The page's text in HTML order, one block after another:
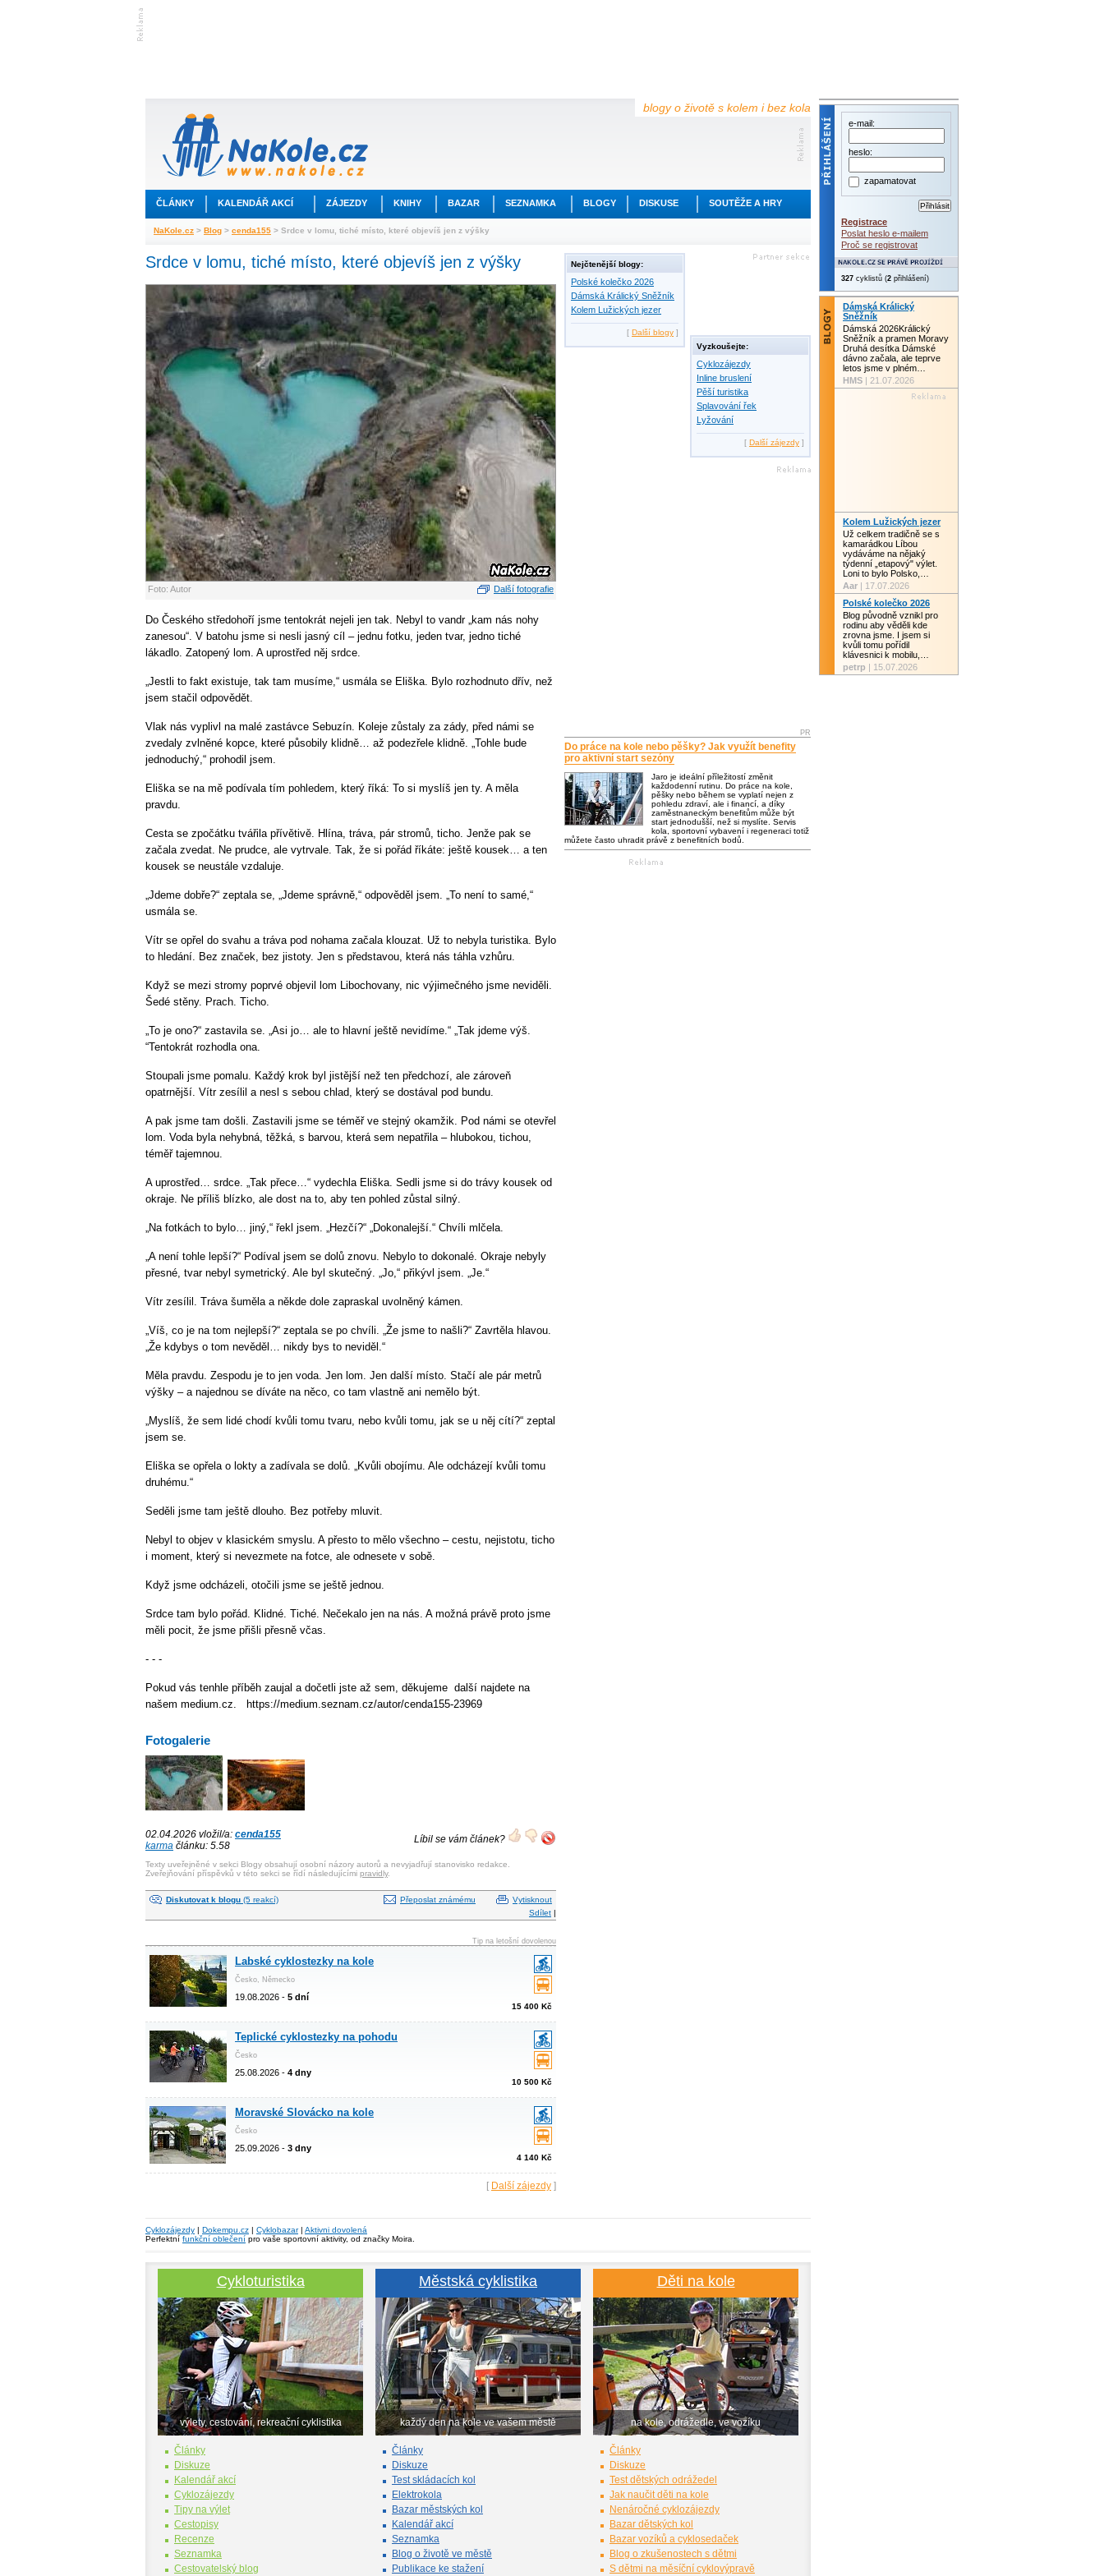
blogy o životě s kolem i bez kola
ČLÁNKY KALENDÁŘ AKCÍ ZÁJEZDY KNIHY BAZAR SEZNAMKA BLOGY DISKUSE SOUTĚŽE A HRY
NaKole.cz > Blog > cenda155 > Srdce v lomu, tiché místo, které objevíš jen z výšky
Srdce v lomu, tiché místo, které objevíš jen z výšky
Foto: Autor Další fotografie
Do Českého středohoří jsme tentokrát nejeli jen tak. Nebyl to vandr „kam nás nohy
zanesou“. V batohu jsme si nesli jasný cíl – jednu fotku, jeden tvar, jedno tiché
lákadlo. Zatopený lom. A uprostřed něj srdce.
„Jestli to fakt existuje, tak tam musíme,“ usmála se Eliška. Bylo rozhodnuto dřív, než
jsem stačil odpovědět.
Vlak nás vyplivl na malé zastávce Sebuzín. Koleje zůstaly za zády, před námi se
zvedaly zvlněné kopce, které působily klidně… až podezřele klidně. „Tohle bude
jednoduchý,“ prohodil jsem.
Eliška se na mě podívala tím pohledem, který říká: To si myslíš jen ty. A měla
pravdu.
Cesta se zpočátku tvářila přívětivě. Hlína, tráva, pár stromů, ticho. Jenže pak se
začala zvedat. Ne prudce, ale vytrvale. Tak, že si pořád říkáte: ještě kousek… a ten
kousek se neustále vzdaluje.
„Jdeme dobře?“ zeptala se, „Jdeme správně,“ odpověděl jsem. „To není to samé,“
usmála se.
Vítr se opřel do svahu a tráva pod nohama začala klouzat. Už to nebyla turistika. Bylo
to hledání. Bez značek, bez jistoty. Jen s představou, která nás táhla vzhůru.
Když se mezi stromy poprvé objevil lom Libochovany, nic výjimečného jsme neviděli.
Šedé stěny. Prach. Ticho.
„To je ono?“ zastavila se. „Asi jo… ale to hlavní ještě nevidíme.“ „Tak jdeme výš.
“Tentokrát rozhodla ona.
Stoupali jsme pomalu. Každý krok byl jistější než ten předchozí, ale zároveň
opatrnější. Vítr zesílil a nesl s sebou chlad, který se dostával pod bundu.
A pak jsme tam došli. Zastavili jsme se téměř ve stejný okamžik. Pod námi se otevřel
lom. Voda byla nehybná, těžká, s barvou, která sem nepatřila – hlubokou, tichou,
téměř tajemnou.
A uprostřed… srdce. „Tak přece…“ vydechla Eliška. Sedli jsme si do trávy kousek od
okraje. Ne příliš blízko, ale dost na to, aby ten pohled zůstal silný.
„Na fotkách to bylo… jiný,“ řekl jsem. „Hezčí?“ „Dokonalejší.“ Chvíli mlčela.
„A není tohle lepší?“ Podíval jsem se dolů znovu. Nebylo to dokonalé. Okraje nebyly
přesné, tvar nebyl symetrický. Ale byl skutečný. „Jo,“ přikývl jsem. „Je.“
Vítr zesílil. Tráva šuměla a někde dole zapraskal uvolněný kámen.
„Víš, co je na tom nejlepší?“ zeptala se po chvíli. „Že jsme to našli?“ Zavrtěla hlavou.
„Že kdybys o tom nevěděl… nikdy bys to neviděl.“
Měla pravdu. Zespodu je to jen voda. Jen lom. Jen další místo. Stačí ale pár metrů
výšky – a najednou se díváte na něco, co tam vlastně ani nemělo být.
„Myslíš, že sem lidé chodí kvůli tomu tvaru, nebo kvůli tomu, jak se u něj cítí?“ zeptal
jsem se.
Eliška se opřela o lokty a zadívala se dolů. „Kvůli obojímu. Ale odcházejí kvůli tomu
druhému.“
Seděli jsme tam ještě dlouho. Bez potřeby mluvit.
Nebyl to objev v klasickém smyslu. A přesto to mělo všechno – cestu, nejistotu, ticho
i moment, který si nevezmete na fotce, ale odnesete v sobě.
Když jsme odcházeli, otočili jsme se ještě jednou.
Srdce tam bylo pořád. Klidné. Tiché. Nečekalo jen na nás. A možná právě proto jsme
měli pocit, že jsme přišli přesně včas.
- - -
Pokud vás tenhle příběh zaujal a dočetli jste až sem, děkujeme další najdete na
našem medium.cz. https://medium.seznam.cz/autor/cenda155-23969
Fotogalerie
02.04.2026 vložil/a: cenda155
karma článku: 5.58
Líbil se vám článek?
Texty uveřejněné v sekci Blogy obsahují osobní názory autorů a nevyjadřují stanovisko redakce.
Zveřejňování příspěvků v této sekci se řídí následujícími pravidly.
Diskutovat k blogu (5 reakcí) Vytisknout
Přeposlat známému
Sdílet |
Tip na letošní dovolenou
Labské cyklostezky na kole
Česko, Německo
19.08.2026 - 5 dní
15 400 Kč
Teplické cyklostezky na pohodu
Česko
25.08.2026 - 4 dny
10 500 Kč
Moravské Slovácko na kole
Česko
25.09.2026 - 3 dny
4 140 Kč
[ Další zájezdy ]
Nejčtenější blogy:
Polské kolečko 2026
Dámská Králický Sněžník
Kolem Lužických jezer
[ Další blogy ]
Vyzkoušejte:
Cyklozájezdy
Inline bruslení
Pěší turistika
Splavování řek
Lyžování
[ Další zájezdy ]
PR
Do práce na kole nebo pěšky? Jak využít benefity
pro aktivní start sezóny
Jaro je ideální příležitostí změnit
každodenní rutinu. Do práce na kole,
pěšky nebo během se vyplatí nejen z
pohledu zdraví, ale i financí, a díky
zaměstnaneckým benefitům může být
start jednodušší, než si myslíte. Servis
kola, sportovní vybavení i regeneraci totiž
můžete často uhradit právě z benefitních bodů.
Cyklozájezdy | Dokempu.cz | Cyklobazar| Aktivni dovolená
Perfektní funkční oblečení pro vaše sportovní aktivity, od značky Moira.
Cykloturistika
výlety, cestování, rekreační cyklistika
Články
Diskuze
Kalendář akcí
Cyklozájezdy
Tipy na výlet
Cestopisy
Recenze
Seznamka
Cestovatelský blog
Městská cyklistika
každý den na kole ve vašem městě
Články
Diskuze
Test skládacích kol
Elektrokola
Bazar městských kol
Kalendář akcí
Seznamka
Blog o životě ve městě
Publikace ke stažení
Děti na kole
na kole, odrážedle, ve vozíku
Články
Diskuze
Test dětských odrážedel
Jak naučit děti na kole
Nenáročné cyklozájezdy
Bazar dětských kol
Bazar vozíků a cyklosedaček
Blog o zkušenostech s dětmi
S dětmi na měsíční cyklovýpravě
e-mail:
heslo:
zapamatovat
Registrace
Poslat heslo e-mailem
Proč se registrovat
327 cyklistů (2 přihlášení)
Dámská Králický
Sněžník
Dámská 2026Králický
Sněžník a pramen Moravy
Druhá desítka Dámské
dávno začala, ale teprve
letos jsme v plném…
HMS | 21.07.2026
Kolem Lužických jezer
Už celkem tradičně se s
kamarádkou Líbou
vydáváme na nějaký
týdenní „etapový" výlet.
Loni to bylo Polsko,…
Aar | 17.07.2026
Polské kolečko 2026
Blog původně vznikl pro
rodinu aby věděli kde
zrovna jsme. I jsem si
kvůli tomu pořídil
klávesnici k mobilu,…
petrp | 15.07.2026